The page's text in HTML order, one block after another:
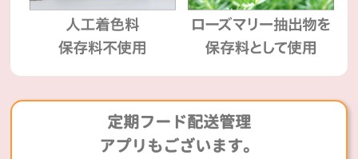
定期フード配送管理
アプリもございます。